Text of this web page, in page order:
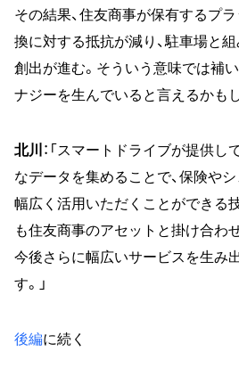
その結果、住友商事が保有するプ
換に対する抵抗が減り、駐車場と
創出が進む。そういう意味では補
ナジーを生んでいると言えるかもし
北川
：「スマートドライブが提供
なデータを集めることで、保険や
幅広く活用いただくことができる
も住友商事のアセットと掛け合わ
今後さらに幅広いサービスを生み
す。」
後編に続く